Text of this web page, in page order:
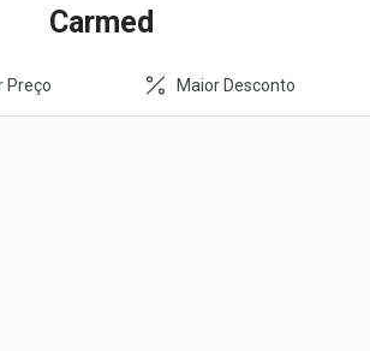
Carmed
Preço Maior Desconto
AOS FAVORITOS